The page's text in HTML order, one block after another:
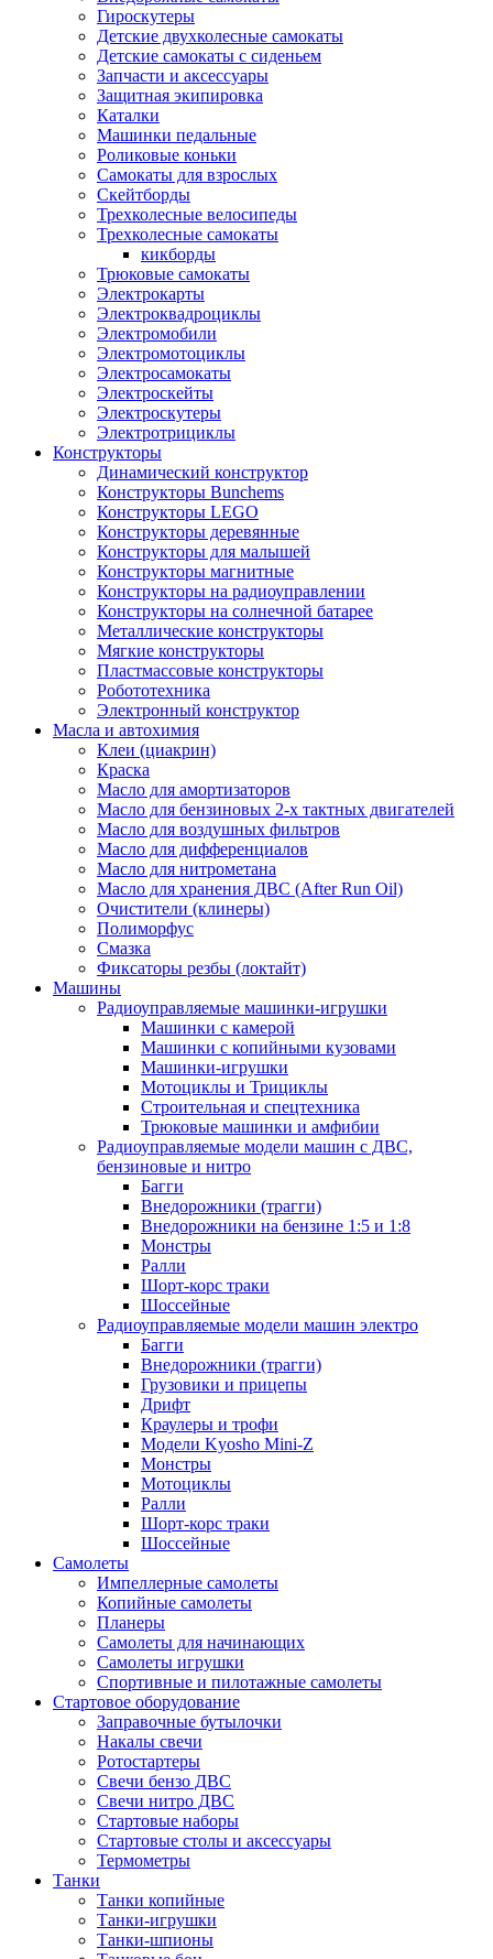
Гироскутеры
Детские двухколесные самокаты
Детские самокаты с сиденьем
Запчасти и аксессуары
Защитная экипировка
Каталки
Машинки педальные
Роликовые коньки
Самокаты для взрослых
Скейтборды
Трехколесные велосипеды
Трехколесные самокаты
кикборды
Трюковые самокаты
Электрокарты
Электроквадроциклы
Электромобили
Электромотоциклы
Электросамокаты
Электроскейты
Электроскутеры
Электротрициклы
Конструкторы
Динамический конструктор
Конструкторы Bunchems
Конструкторы LEGO
Конструкторы деревянные
Конструкторы для малышей
Конструкторы магнитные
Конструкторы на радиоуправлении
Конструкторы на солнечной батарее
Металлические конструкторы
Мягкие конструкторы
Пластмассовые конструкторы
Робототехника
Электронный конструктор
Масла и автохимия
Клеи (циакрин)
Краска
Масло для амортизаторов
Масло для бензиновых 2-х тактных двигателей
Масло для воздушных фильтров
Масло для дифференциалов
Масло для нитрометана
Масло для хранения ДВС (After Run Oil)
Очистители (клинеры)
Полиморфус
Смазка
Фиксаторы резбы (локтайт)
Машины
Радиоуправляемые машинки-игрушки
Машинки с камерой
Машинки с копийными кузовами
Машинки-игрушки
Мотоциклы и Трициклы
Строительная и спецтехника
Трюковые машинки и амфибии
Радиоуправляемые модели машин с ДВС,
бензиновые и нитро
Багги
Внедорожники (трагги)
Внедорожники на бензине 1:5 и 1:8
Монстры
Ралли
Шорт-корс траки
Шоссейные
Радиоуправляемые модели машин электро
Багги
Внедорожники (трагги)
Грузовики и прицепы
Дрифт
Краулеры и трофи
Модели Kyosho Mini-Z
Монстры
Мотоциклы
Ралли
Шорт-корс траки
Шоссейные
Самолеты
Импеллерные самолеты
Копийные самолеты
Планеры
Самолеты для начинающих
Самолеты игрушки
Спортивные и пилотажные самолеты
Стартовое оборудование
Заправочные бутылочки
Накалы свечи
Ротостартеры
Свечи бензо ДВС
Свечи нитро ДВС
Стартовые наборы
Стартовые столы и аксессуары
Термометры
Танки
Танки копийные
Танки-игрушки
Танки-шпионы